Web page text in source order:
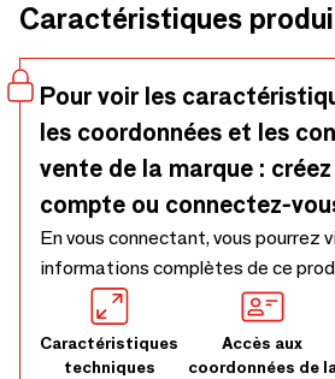
Caractéristiques
Pour voir les
les coordonnées et les
vente de la marque :
compte ou connectez-
En vous connectant, vous pourrez
informations complètes de ce
Caractéristiques
techniques
Accès aux
coordonnées de